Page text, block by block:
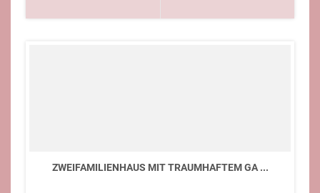
ZWEIFAMILIENHAUS MIT TRAUMHAFTEM GA ...